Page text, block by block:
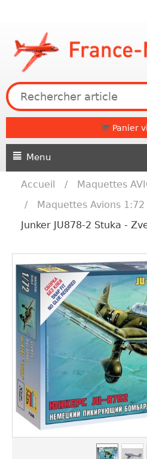
Panier
Menu
Accueil /
Maquettes
/
Maquettes Avions 1:72
Junker JU878-2 Stuka -